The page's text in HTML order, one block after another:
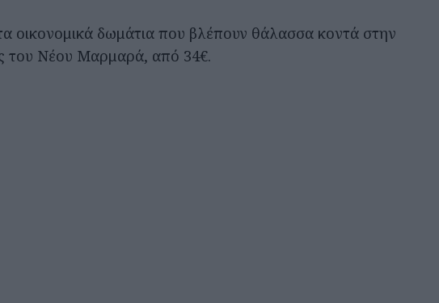
οικονομικά δωμάτια που βλέπουν θάλασσα κοντά στην
του Νέου Μαρμαρά, από 34€.